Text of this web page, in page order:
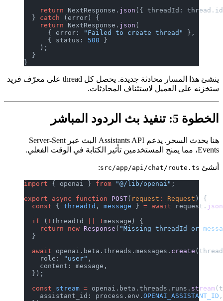
    return
NextResponse. json ({
  }
catch
    return
NextResponse.
      { error:
"Failed to create
      { status:
ينشئ هذا المسار محادثة جديدة. يحصل كل thread على معرّف فريد
لاستئناف المحادثات.
هنا يحدث السحر. يدعم Assistants API البث عبر Server-Sent
src/app/api/chat/
:
import { openai } from "@/lib/openai"
export async function POST(request
  const
{ threadId , message } = await
  if
! threadId ||
    return
new Response("Missing
  await
openai.beta.threads.messages.
    role:
    content: message,
  const
stream =
    assistant_id: process.env.